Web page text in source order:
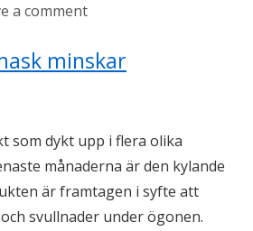
a comment
minskar
som dykt upp i flera olika
månaderna är den kylande
är framtagen i syfte att
svullnader under ögonen.